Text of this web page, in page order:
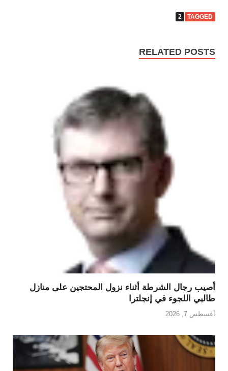
TAGGED
2
RELATED POSTS
أصيب رجال الشرطة أثناء نزول المحتجين على منازل
طالبي اللجوء في إنجلترا
أغسطس 7, 2026